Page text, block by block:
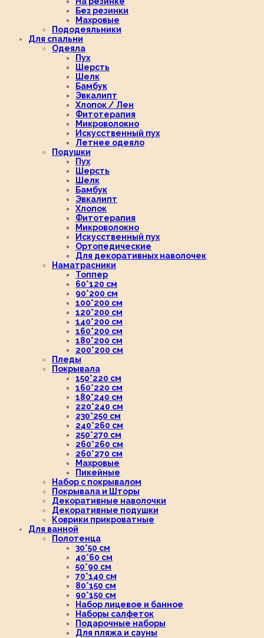
Без резинки
Махровые
Пододеяльники
Для спальни
Одеяла
Пух
Шерсть
Шелк
Бамбук
Эвкалипт
Хлопок / Лен
Фитотерапия
Микроволокно
Искусственный пух
Летнее одеяло
Подушки
Пух
Шерсть
Шелк
Бамбук
Эвкалипт
Хлопок
Фитотерапия
Микроволокно
Искусственный пух
Ортопедические
Для декоративных наволочек
Наматрасники
Топпер
60*120 см
90*200 см
100*200 см
120*200 см
140*200 см
160*200 см
180*200 см
200*200 см
Пледы
Покрывала
150*220 см
160*220 см
180*240 см
220*240 см
230*250 см
240*260 см
250*270 см
260*260 см
260*270 см
Махровые
Пикейные
Набор с покрывалом
Покрывала и Шторы
Декоративные наволочки
Декоративные подушки
Коврики прикроватные
Для ванной
Полотенца
30*50 см
40*60 см
50*90 см
70*140 см
80*150 см
90*150 см
Набор лицевое и банное
Наборы салфеток
Подарочные наборы
Для пляжа и сауны